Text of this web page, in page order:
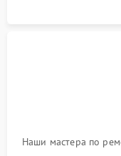
Наши мастера по